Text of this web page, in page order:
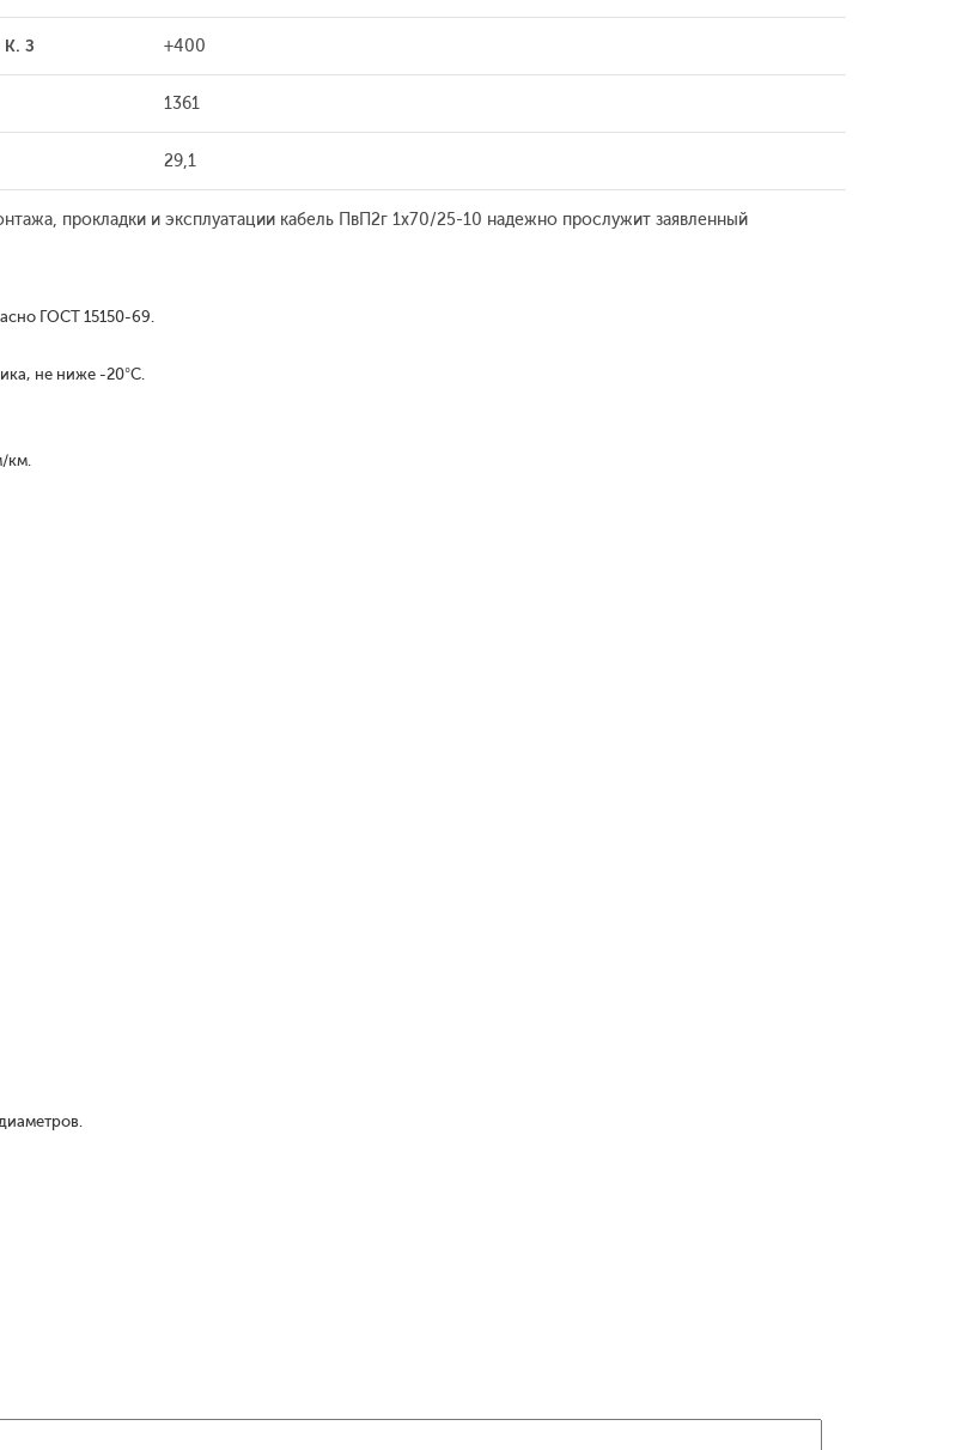
З +400
1361
29,1
прокладки и эксплуатации кабель ПвП2г 1x70/25-10 надежно прослужит заявленный
ГОСТ 15150-69.
не ниже -20°С.
км.